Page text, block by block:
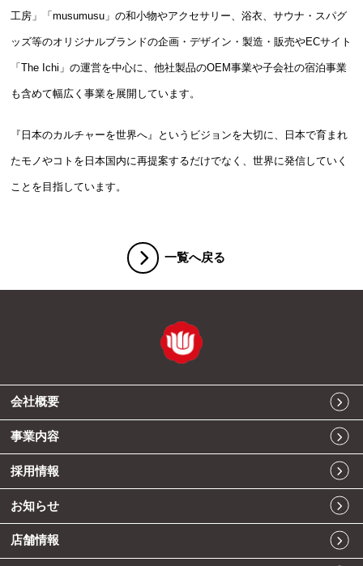
工房」「musumusu」の和小物やアクセサリー、浴衣、サウナ・スパグ
ッズ等のオリジナルブランドの企画・デザイン・製造・販売やECサイト
「The Ichi」の運営を中心に、他社製品のOEM事業や子会社の宿泊事業
も含めて幅広く事業を展開しています。
『日本のカルチャーを世界へ』というビジョンを大切に、日本で育まれ
たモノやコトを日本国内に再提案するだけでなく、世界に発信していく
ことを目指しています。
一覧へ戻る
会社概要
事業内容
採用情報
お知らせ
店舗情報